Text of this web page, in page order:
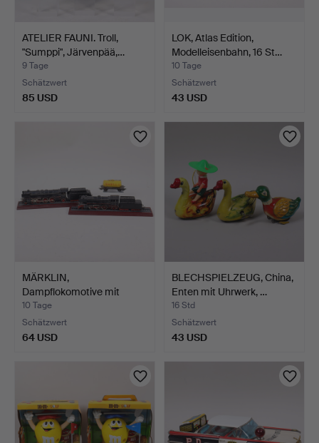
ATELIER FAUNI. Troll,
"Sumppi", Järvenpää,…
9 Tage
Schätzwert
85 USD
LOK, Atlas Edition,
Modelleisenbahn, 16 St…
10 Tage
Schätzwert
43 USD
MÄRKLIN,
Dampflokomotive mit
Tender, mm, 5…
10 Tage
Schätzwert
64 USD
BLECHSPIELZEUG, China,
Enten mit Uhrwerk, …
16 Std
Schätzwert
43 USD